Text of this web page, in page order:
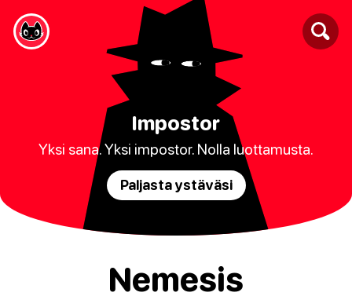
Impostor
Yksi sana. Yksi impostor. Nolla luottamusta.
Paljasta ystäväsi
Nemesis